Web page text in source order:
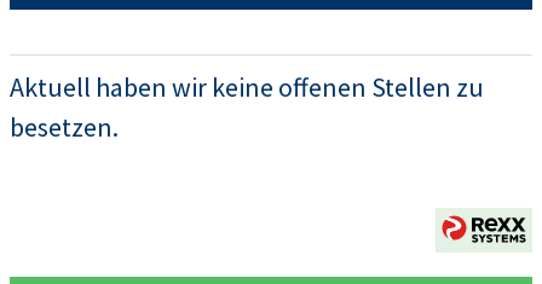
Aktuell haben wir keine offenen Stellen zu
besetzen.